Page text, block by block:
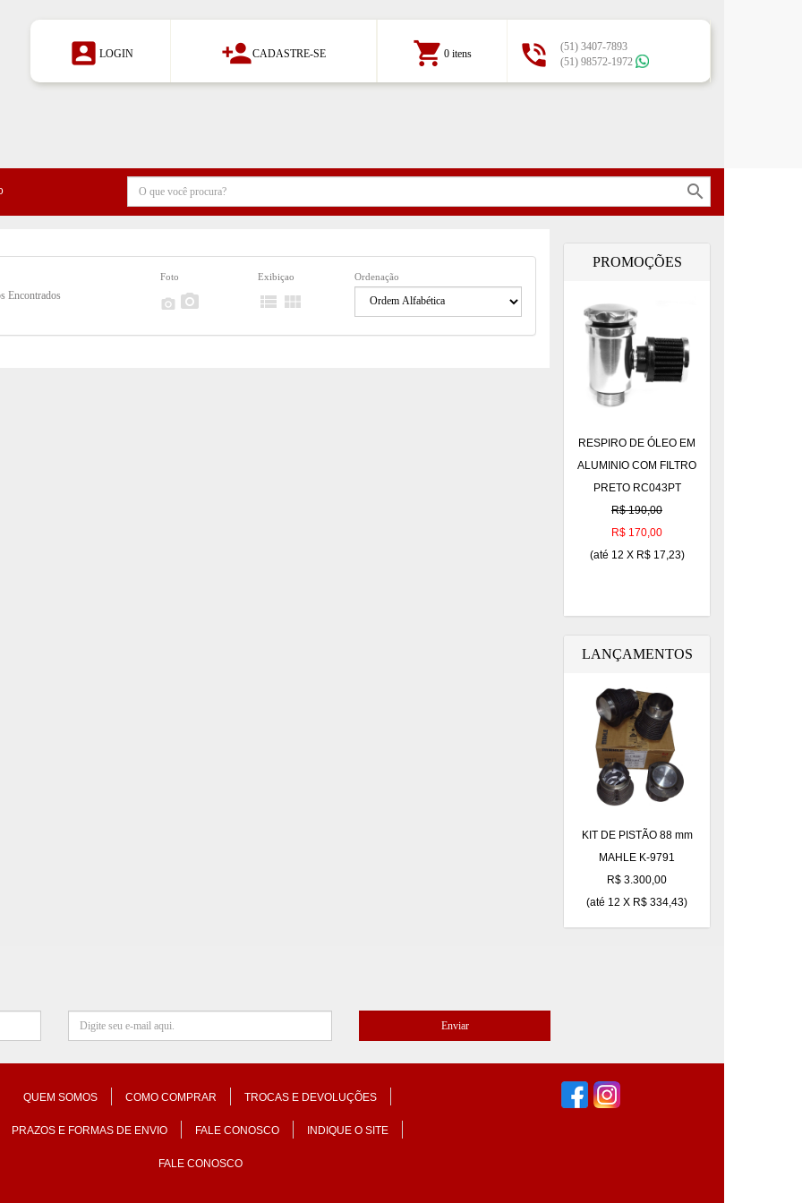
 LOGIN CADASTRE-SE shopping_cart 0 itens 
(51) 3407-7893
(51) 98572-1972
search
Encontrados
Foto
 
Exibiçao
 
Ordenação
PROMOÇÕES
RESPIRO DE ÓLEO EM
ALUMINIO COM FILTRO
PRETO RC043PT
R$ 190,00
R$ 170,00
(até 12 X R$ 17,23)
LANÇAMENTOS
KIT DE PISTÃO 88 mm
MAHLE K-9791
R$ 3.300,00
(até 12 X R$ 334,43)
QUEM SOMOS COMO COMPRAR TROCAS E DEVOLUÇÕES
PRAZOS E FORMAS DE ENVIO FALE CONOSCO INDIQUE O SITE
FALE CONOSCO